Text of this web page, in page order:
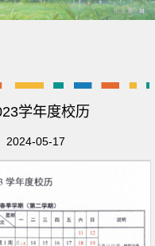
学年度校历
2024-05-17